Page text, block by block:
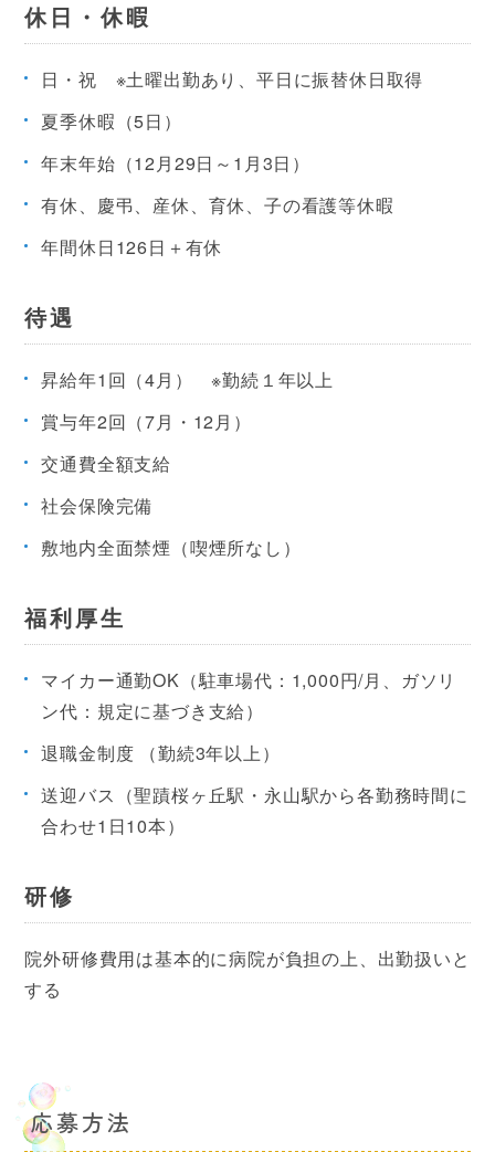
休日・休暇
日・祝 ※土曜出勤あり、平日に振替休日取得
夏季休暇（5日）
年末年始（12月29日～1月3日）
有休、慶弔、産休、育休、子の看護等休暇
年間休日126日＋有休
待遇
昇給年1回（4月） ※勤続１年以上
賞与年2回（7月・12月）
交通費全額支給
社会保険完備
敷地内全面禁煙（喫煙所なし）
福利厚生
マイカー通勤OK（駐車場代：1,000円/月、ガソリ
ン代：規定に基づき支給）
退職金制度 （勤続3年以上）
送迎バス（聖蹟桜ヶ丘駅・永山駅から各勤務時間に
合わせ1日10本）
研修
院外研修費用は基本的に病院が負担の上、出勤扱いと
する
応募方法